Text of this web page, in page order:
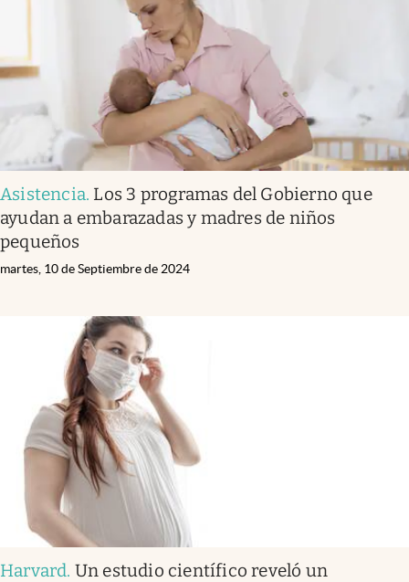
Asistencia. Los 3 programas del Gobierno que
ayudan a embarazadas y madres de niños
pequeños
martes, 10 de Septiembre de 2024
Harvard. Un estudio científico reveló un